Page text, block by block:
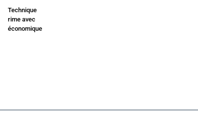
Technique
rime avec
économique